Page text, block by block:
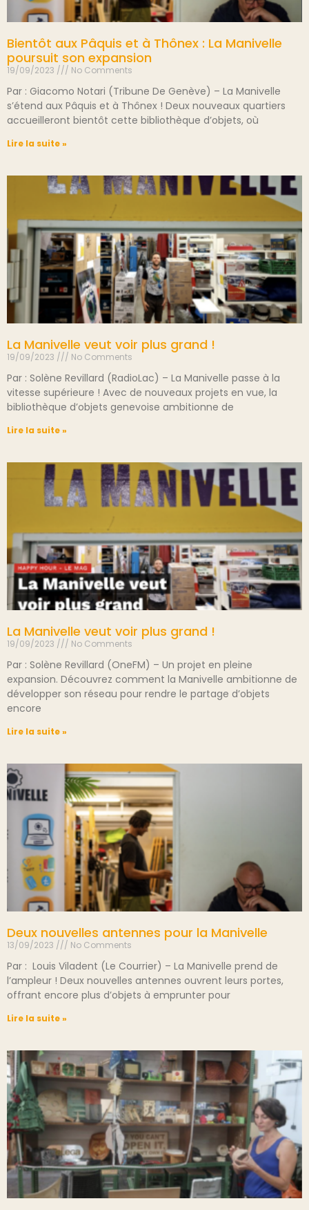
Bientôt aux Pâquis et à Thônex : La Manivelle
poursuit son expansion
19/09/2023 No Comments
Par : Giacomo Notari (Tribune De Genève) – La Manivelle
s’étend aux Pâquis et à Thônex ! Deux nouveaux quartiers
accueilleront bientôt cette bibliothèque d’objets, où
Lire la suite »
La Manivelle veut voir plus grand !
19/09/2023 No Comments
Par : Solène Revillard (RadioLac) – La Manivelle passe à la
vitesse supérieure ! Avec de nouveaux projets en vue, la
bibliothèque d’objets genevoise ambitionne de
Lire la suite »
La Manivelle veut voir plus grand !
19/09/2023 No Comments
Par : Solène Revillard (OneFM) – Un projet en pleine
expansion. Découvrez comment la Manivelle ambitionne de
développer son réseau pour rendre le partage d’objets
encore
Lire la suite »
Deux nouvelles antennes pour la Manivelle
13/09/2023 No Comments
Par : Louis Viladent (Le Courrier) – La Manivelle prend de
l’ampleur ! Deux nouvelles antennes ouvrent leurs portes,
offrant encore plus d’objets à emprunter pour
Lire la suite »